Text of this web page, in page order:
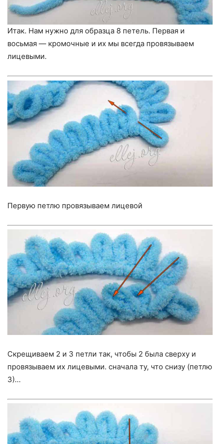
Итак. Нам нужно для образца 8 петель. Первая и
восьмая — кромочные и их мы всегда провязываем
лицевыми.
Первую петлю провязываем лицевой
Скрещиваем 2 и 3 петли так, чтобы 2 была сверху и
провязываем их лицевыми. сначала ту, что снизу (петлю
3)…